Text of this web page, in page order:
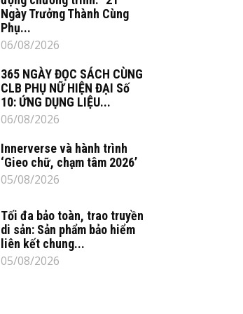
Ngày Trưởng Thành Cùng
Phụ...
06/08/2026
365 NGÀY ĐỌC SÁCH CÙNG
CLB PHỤ NỮ HIỆN ĐẠI Số
10: ỨNG DỤNG LIỆU...
06/08/2026
Innerverse và hành trình
‘Gieo chữ, chạm tâm 2026’
05/08/2026
Tối đa bảo toàn, trao truyền
di sản: Sản phẩm bảo hiểm
liên kết chung...
05/08/2026